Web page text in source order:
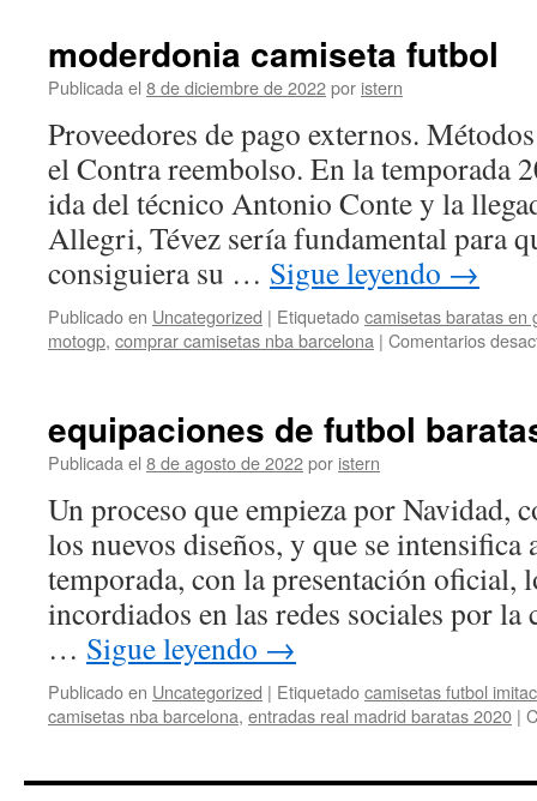
moderdonia camiseta futbol
Publicada el 8 de diciembre de 2022por istern
Proveedores de pago externos.
el Contra reembolso. En la temporada
ida del técnico Antonio Conte y la
Allegri, Tévez sería fundamental para
consiguiera su … Sigue leyendo →
Publicado en Uncategorized | Etiquetadocamisetas baratas en
motogp, comprar camisetas nba barcelona | Comentarios
equipaciones de futbol
Publicada el 8 de agosto de 2022por istern
Un proceso que empieza por Navidad,
los nuevos diseños, y que se intensifica
temporada, con la presentación oficial,
incordiados en las redes sociales por la
… Sigue leyendo →
Publicado en Uncategorized | Etiquetadocamisetas futbol
camisetas nba barcelona, entradas real madrid baratas 2020 |